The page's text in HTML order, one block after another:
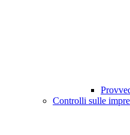
Controlli sulle